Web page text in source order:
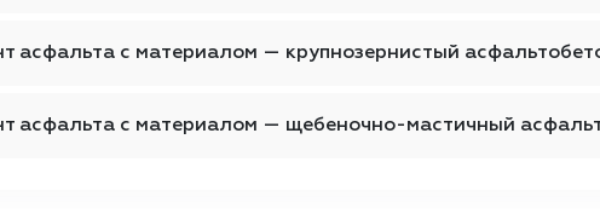
асфальта с материалом — крупнозернистый
асфальта с материалом — щебеночно-мастичный